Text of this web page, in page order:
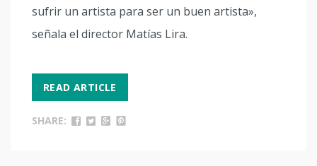
sufrir un artista para ser un buen artista»,
señala el director Matías Lira.
READ ARTICLE
SHARE: